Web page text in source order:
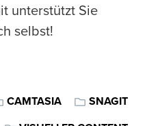
unterstützt Sie
selbst!
CAMTASIA SNAGIT